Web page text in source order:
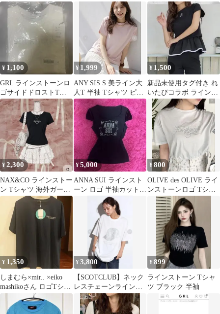
アメリカンホリック 今
期 完売品
シャツ ホワイト
¥ 1,100
GRL ラインストーンロ
ゴサイドドロストTシ
ャツ
¥ 1,999
ANY SIS S 美ライン大
人T 半袖 Tシャツ ピン
ク XS
¥ 1,500
新品未使用タグ付き れ
いたぴコラボ ラインス
トーンT 半袖 Tシャツ
ブラック
¥2,300
NAX&CO ラインストー
ン Tシャツ 海外ガール
ウィッシュコア Y2K 平
¥5,000
ANNA SUI ラインスト
ーン ロゴ 半袖カットソ
¥800
OLIVE des OLIVE ライ
ンストーンロゴ Tシャ
¥ 1,350
しまむら×mir.. ×eiko
mashikoさん ロゴTシャ
ツMサイズ紺
¥3,800
【SCOTCLUB】ネック
レスチェーンラインス
トーンTシャツ♡ホワ
イト
¥899
ラインストーン Tシャ
ツ ブラック 半袖